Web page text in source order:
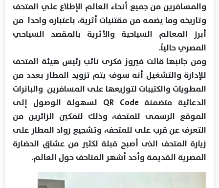
والمسافرين من جميع أنحاء العالم الإطلاع علي المتحف
وتاريخه وما يضمه من مقتنيات أثرية، باعتباره واحدا من
أبرز المعالم السياحية والأثرية بالمقصد السياحي
المصري حالياً.
ومن جانبها قالت فيروز فكرى نائب رئيس هيئة المتحف
للإدارة والتشغيل أنه سوف يتم تزويد المطار بعدد من
المطويات والكتيبات لتوزيعها على المسافرين والبانرات
الدعائية متضمنة QR Code لسهولة الوصول إلى
الموقع الرسمى للمتحف، وذلك لتمكين الزائرين من
التعرف عن قرب على للمتحف، وتشجيع رواد المطار على
زيارة المتحف الذى أصبح قبلة لكثير من عشاق الحضارة
المصرية القديمة وأحد أشهر المتاحف حول العالم.